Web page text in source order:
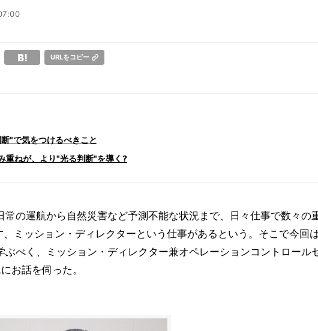
URLをコピー
"で気をつけるべきこと
重ねが、より"光る判断"を導く?
常の運航から自然災害など予測不能な状況まで、日々仕事で数々の
ミッション・ディレクターという仕事があるという。そこで今回
ぶべく、ミッション・ディレクター兼オペレーションコントロール
お話を伺った。